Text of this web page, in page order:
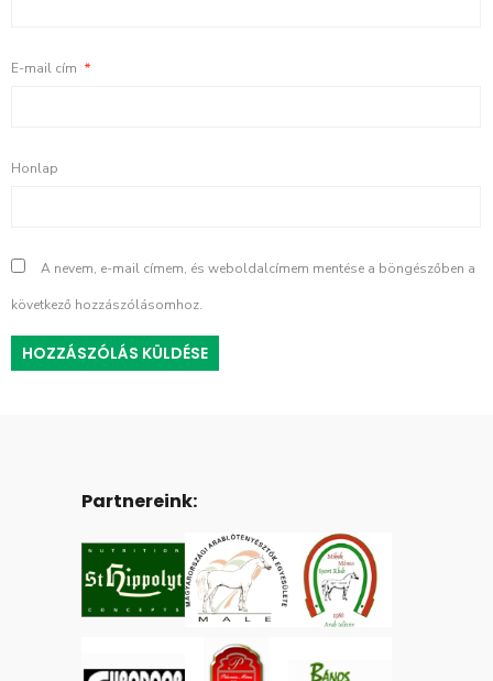
E-mail cím *
Honlap
A nevem, e-mail címem, és weboldalcímem mentése a böngészőben a
következő hozzászólásomhoz.
Partnereink: